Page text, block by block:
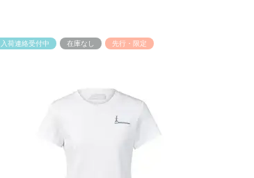
入荷連絡受付中 在庫なし 先行・限定